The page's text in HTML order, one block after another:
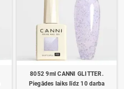
8052 9ml CANNI GLITTER.
Piegādes laiks līdz 10 darba